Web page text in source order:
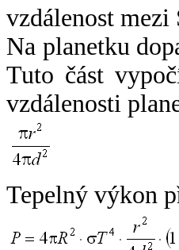
vzdálenost
Na planetku
Tuto část
vzdálenosti
Tepelný výkon